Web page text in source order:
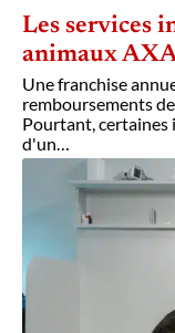
Les services
animaux
Une franchise
remboursements
Pourtant,
d'un…